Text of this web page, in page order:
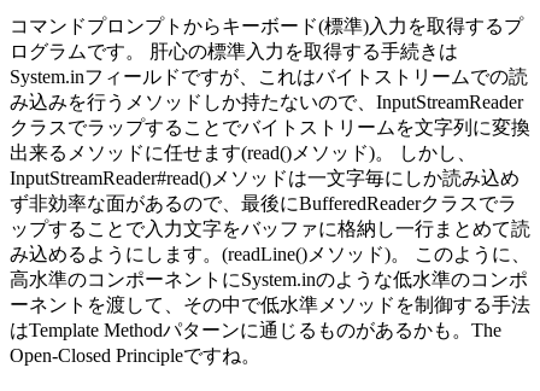
コマンドプロンプトからキーボード(標準)入力を取得するプ
ログラムです。 肝心の標準入力を取得する手続きは
System.inフィールドですが、これはバイトストリームでの読
み込みを行うメソッドしか持たないので、InputStreamReader
クラスでラップすることでバイトストリームを文字列に変換
出来るメソッドに任せます(read()メソッド)。 しかし、
InputStreamReader#read()メソッドは一文字毎にしか読み込め
ず非効率な面があるので、最後にBufferedReaderクラスでラ
ップすることで入力文字をバッファに格納し一行まとめて読
み込めるようにします。(readLine()メソッド)。 このように、
高水準のコンポーネントにSystem.inのような低水準のコンポ
ーネントを渡して、その中で低水準メソッドを制御する手法
はTemplate Methodパターンに通じるものがあるかも。The
Open-Closed Principleですね。